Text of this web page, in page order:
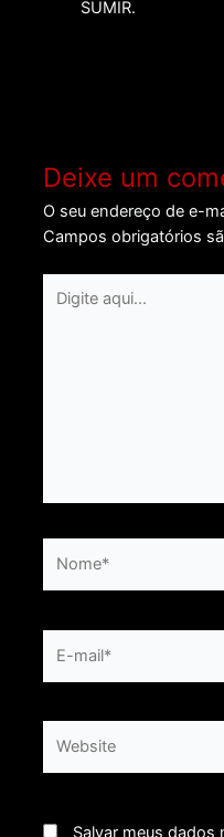
SUMIR.
Deixe um
O seu endereço de e-
Campos obrigatórios
Salvar meus dados